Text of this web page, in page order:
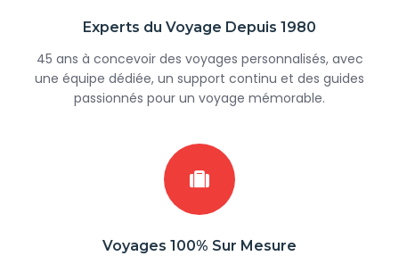
Experts du Voyage Depuis 1980
45 ans à concevoir des voyages personnalisés, avec
une équipe dédiée, un support continu et des guides
passionnés pour un voyage mémorable.
Voyages 100% Sur Mesure